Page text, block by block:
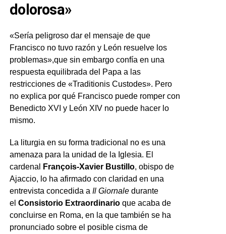
dolorosa»
«Sería peligroso dar el mensaje de que
Francisco no tuvo razón y León resuelve los
problemas»,que sin embargo confía en una
respuesta equilibrada del Papa a las
restricciones de «Traditionis Custodes». Pero
no explica por qué Francisco puede romper con
Benedicto XVI y León XIV no puede hacer lo
mismo.
La liturgia en su forma tradicional no es una
amenaza para la unidad de la Iglesia. El
cardenal
François-Xavier Bustillo, obispo de
Ajaccio, lo ha afirmado con claridad en una
entrevista concedida a Il Giornaledurante
el Consistorio Extraordinarioque acaba de
concluirse en Roma, en la que también se ha
pronunciado sobre el posible cisma de